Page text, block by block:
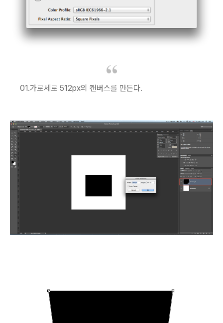
01.가로세로 512px의 캔버스를 만든다.